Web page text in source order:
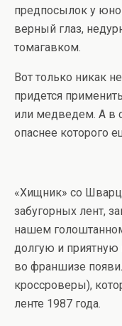
предпосылок у
верный глаз,
томагавком.
Вот только никак
придется
или медведем. А в
опаснее которого
«Хищник» со
забугорных лент,
нашем
долгую и
во франшизе
кроссроверы),
ленте 1987 года.